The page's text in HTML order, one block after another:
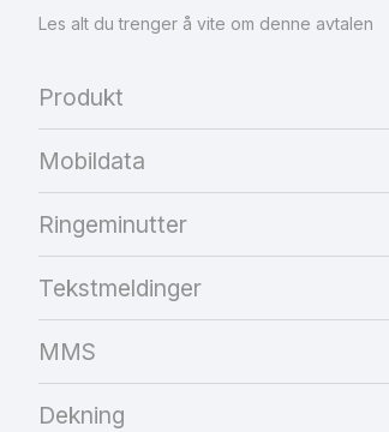
Les alt du trenger å vite om denne avtalen
Produkt
Mobildata
Ringeminutter
Tekstmeldinger
MMS
Dekning